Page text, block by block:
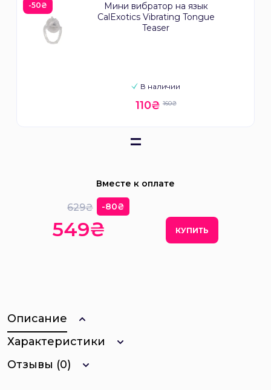
-50₴
Мини вибратор на язык
CalExotics Vibrating Tongue
Teaser
В наличии
160₴
110₴
=
Вместе к оплате
629₴ -80₴
549₴ КУПИТЬ
Описание
Характеристики
Отзывы (0)